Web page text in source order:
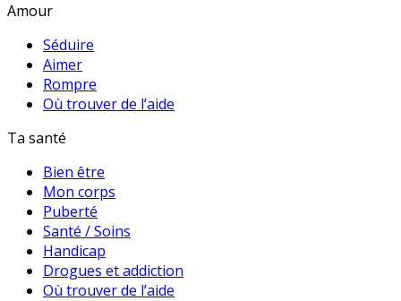
Amour
Séduire
Aimer
Rompre
Où trouver de l’aide
Ta santé
Bien être
Mon corps
Puberté
Santé / Soins
Handicap
Drogues et addiction
Où trouver de l’aide